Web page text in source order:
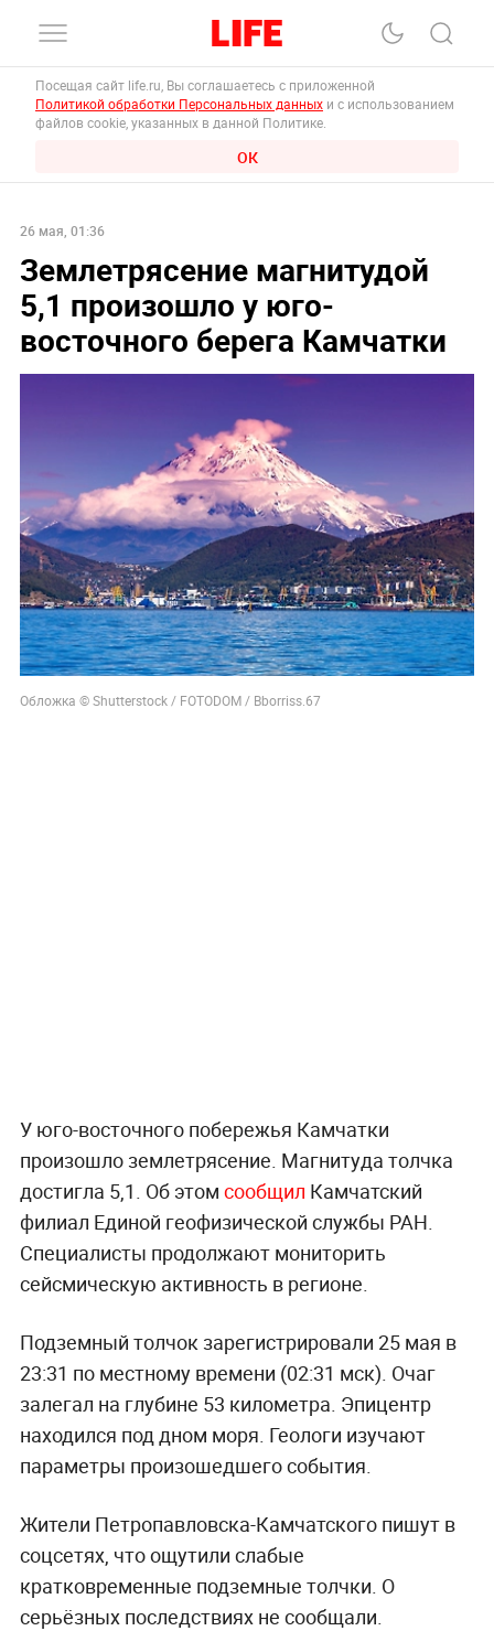
Посещая сайт life.ru, Вы соглашаетесь с приложенной
Политикой обработки Персональных данных и с использованием
файлов cookie, указанных в данной Политике.
ОК
26 мая, 01:36
Землетрясение магнитудой
5,1 произошло у юго-
восточного берега Камчатки
Обложка © Shutterstock / FOTODOM / Bborriss.67
У юго-восточного побережья Камчатки
произошло землетрясение. Магнитуда толчка
достигла 5,1. Об этом сообщил Камчатский
филиал Единой геофизической службы РАН.
Специалисты продолжают мониторить
сейсмическую активность в регионе.
Подземный толчок зарегистрировали 25 мая в
23:31 по местному времени (02:31 мск). Очаг
залегал на глубине 53 километра. Эпицентр
находился под дном моря. Геологи изучают
параметры произошедшего события.
Жители Петропавловска-Камчатского пишут в
соцсетях, что ощутили слабые
кратковременные подземные толчки. О
серьёзных последствиях не сообщали.